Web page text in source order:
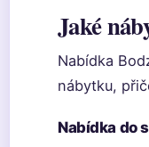
Jaké
Nabídka
nábytku,
Nabídka do